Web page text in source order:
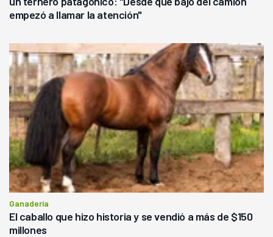
empezó a llamar la atención"
Ganadería
El caballo que hizo historia y se vendió a más de $150
millones